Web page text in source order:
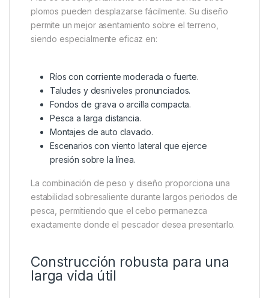
acabados antirreflectantes y de estilo camuflado se
han convertido en una característica habitual de los
plomos modernos destinados a la pesca técnica de
Excelente rendimiento en
corrientes y taludes
Uno de los puntos fuertes del Forge Tackle Grippa
Plus es su comportamiento en zonas donde otros
plomos pueden desplazarse fácilmente. Su diseño
siendo especialmente eficaz en:
Ríos con corriente moderada o fuerte.
Pesca a larga distancia.
Montajes de auto clavado.